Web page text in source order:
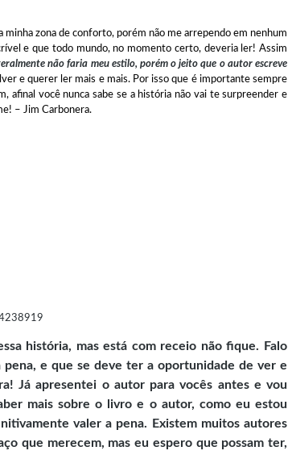
zona de conforto, porém não me arrependo em nenhum
e que todo mundo, no momento certo, deveria ler! Assim
não faria meu estilo, porém o jeito que o autor escreve
e querer ler mais e mais. Por isso que é importante sempre
afinal você nunca sabe se a história não vai te surpreender e
– Jim Carbonera.
história, mas está com receio não fique. Falo
e que se deve ter a oportunidade de ver e
Já apresentei o autor para vocês antes e vou
mais sobre o livro e o autor, como eu estou
valer a pena. Existem muitos autores
que merecem, mas eu espero que possam ter,